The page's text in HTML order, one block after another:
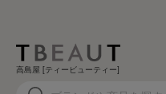
高島屋 [ティービューティー]